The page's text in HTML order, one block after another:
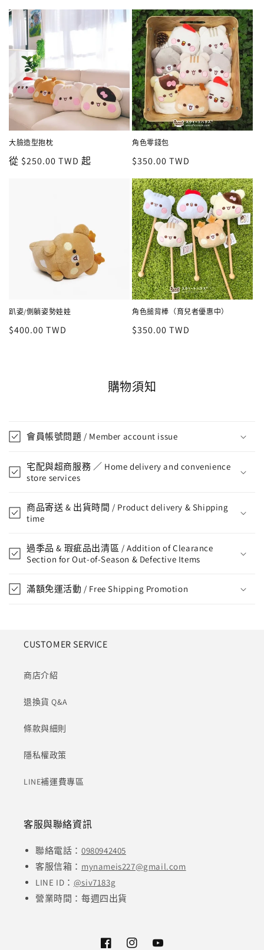
大臉造型抱枕
定
從 $250.00 TWD 起
角色零錢包
定
$350.00 TWD
趴姿/側躺姿勢娃娃
定
$400.00 TWD
角色搥背棒（育兒者優惠中）
定
$350.00 TWD
購物須知
會員帳號問題 / Member account issue
宅配與超商服務 ／ Home delivery and convenience
store services
商品寄送 & 出貨時間 / Product delivery & Shipping
time
過季品 & 瑕疵品出清區 / Addition of Clearance
Section for Out-of-Season & Defective Items
滿額免運活動 / Free Shipping Promotion
CUSTOMER SERVICE
商店介紹
退換貨 Q&A
條款與細則
隱私權政策
LINE補運費專區
客服與聯絡資訊
聯絡電話： 0980942405
客服信箱： mynameis227@gmail.com
LINE ID： @siv7183g
營業時間：每週四出貨